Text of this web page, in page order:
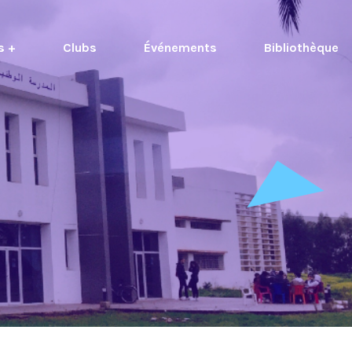
+ Clubs Événements Bibliothèque